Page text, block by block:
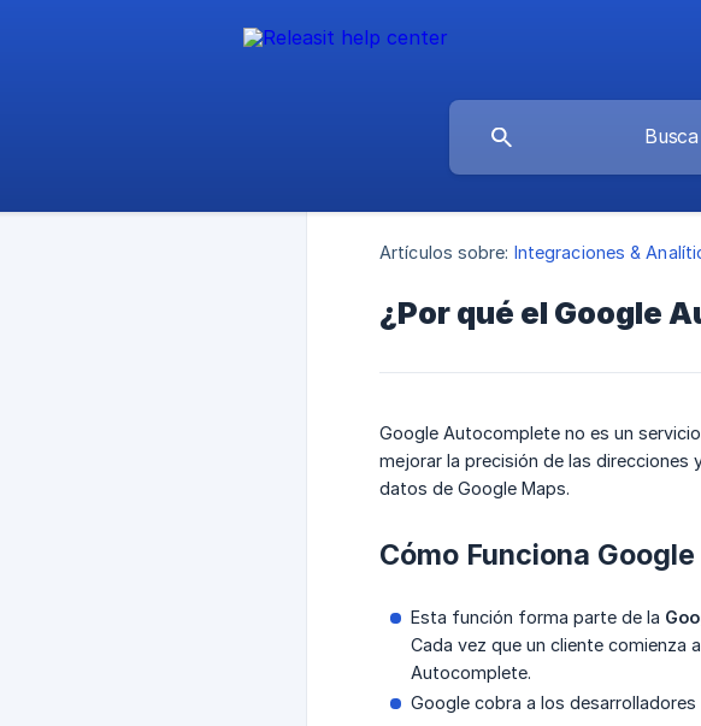
Artículos sobre: Integraciones &
¿Por qué el Google
Google Autocomplete no es un
mejorar la precisión de las direcciones
datos de Google Maps.
Cómo Funciona
Esta función forma parte de la
Cada vez que un cliente comienza
Autocomplete.
Google cobra a los desarrolladores